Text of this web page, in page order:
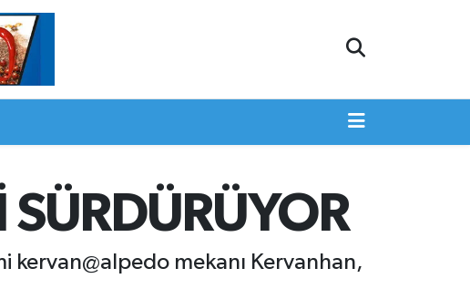
kervan@alpedo mekanı Kervanhan,